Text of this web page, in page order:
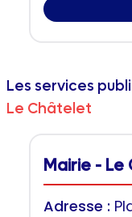
Les services
Le Châtelet
Mairie -
Adresse :